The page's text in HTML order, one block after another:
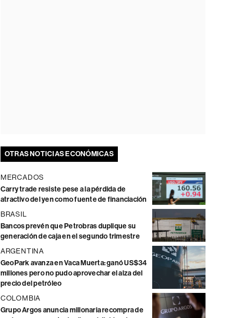
OTRAS NOTICIAS ECONÓMICAS
MERCADOS
Carry trade resiste pese a la pérdida de
atractivo del yen como fuente de financiación
BRASIL
Bancos prevén que Petrobras duplique su
generación de caja en el segundo trimestre
ARGENTINA
GeoPark avanza en Vaca Muerta: ganó US$34
millones pero no pudo aprovechar el alza del
precio del petróleo
COLOMBIA
Grupo Argos anuncia millonaria recompra de